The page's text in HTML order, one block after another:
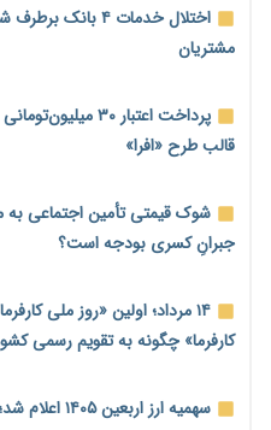
آغاز اجرای پایلوت «ردا
محدودیت تازه برای شبکه
کنترل تورم
سایپا و پارس‌خودرو
نماینده مجلس: توسعه مرزهای
اختلال خدمات ۴
مشتریان
پرداخت اعتبار ۳۰
قالب طرح «افرا»
شوک قیمتی تأمین اجتماعی به
جبرانِ کسری بودجه است؟
۱۴ مرداد؛ اولین «روز ملی
کارفرما» چگونه به تقویم رسمی
سهمیه ارز اربعین ۱۴۰۵ اعلام شد؛ ۲۰۰ هزار دینار برای هر زائر